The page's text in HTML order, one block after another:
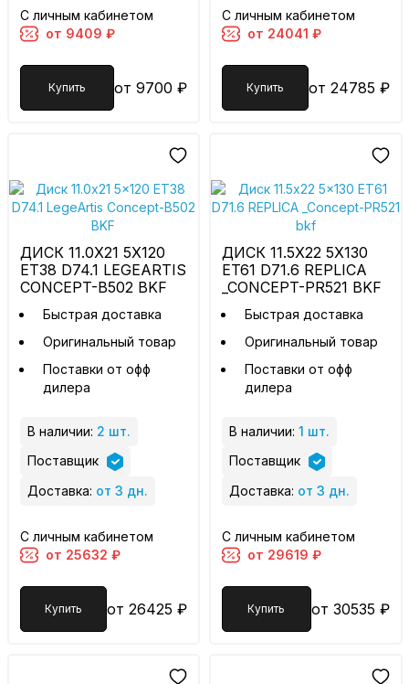
С личным кабинетом
от 9409 ₽
Купить от 9700 ₽
С личным кабинетом
от 24041 ₽
Купить от 24785 ₽
ДИСК 11.0X21 5X120
ET38 D74.1 LEGEARTIS
CONCEPT-B502 BKF
Быстрая доставка
Оригинальный товар
Поставки от офф
дилера
В наличии: 2 шт.
Поставщик
Доставка: от 3 дн.
С личным кабинетом
от 25632 ₽
Купить от 26425 ₽
ДИСК 11.5X22 5X130
ET61 D71.6 REPLICA
_CONCEPT-PR521 BKF
Быстрая доставка
Оригинальный товар
Поставки от офф
дилера
В наличии: 1 шт.
Поставщик
Доставка: от 3 дн.
С личным кабинетом
от 29619 ₽
Купить от 30535 ₽